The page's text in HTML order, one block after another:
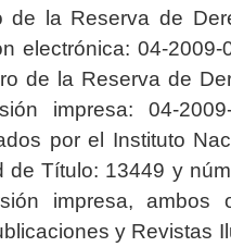
de la Reserva de
electrónica: 04-2009-
de la Reserva de
impresa: 04-2009-
por el Instituto
de Título: 13449 y
impresa, ambos
y Revistas